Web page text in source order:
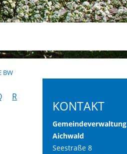
BW
R
KONTAKT
Gemeindeverwaltung
Aichwald
Seestraße 8